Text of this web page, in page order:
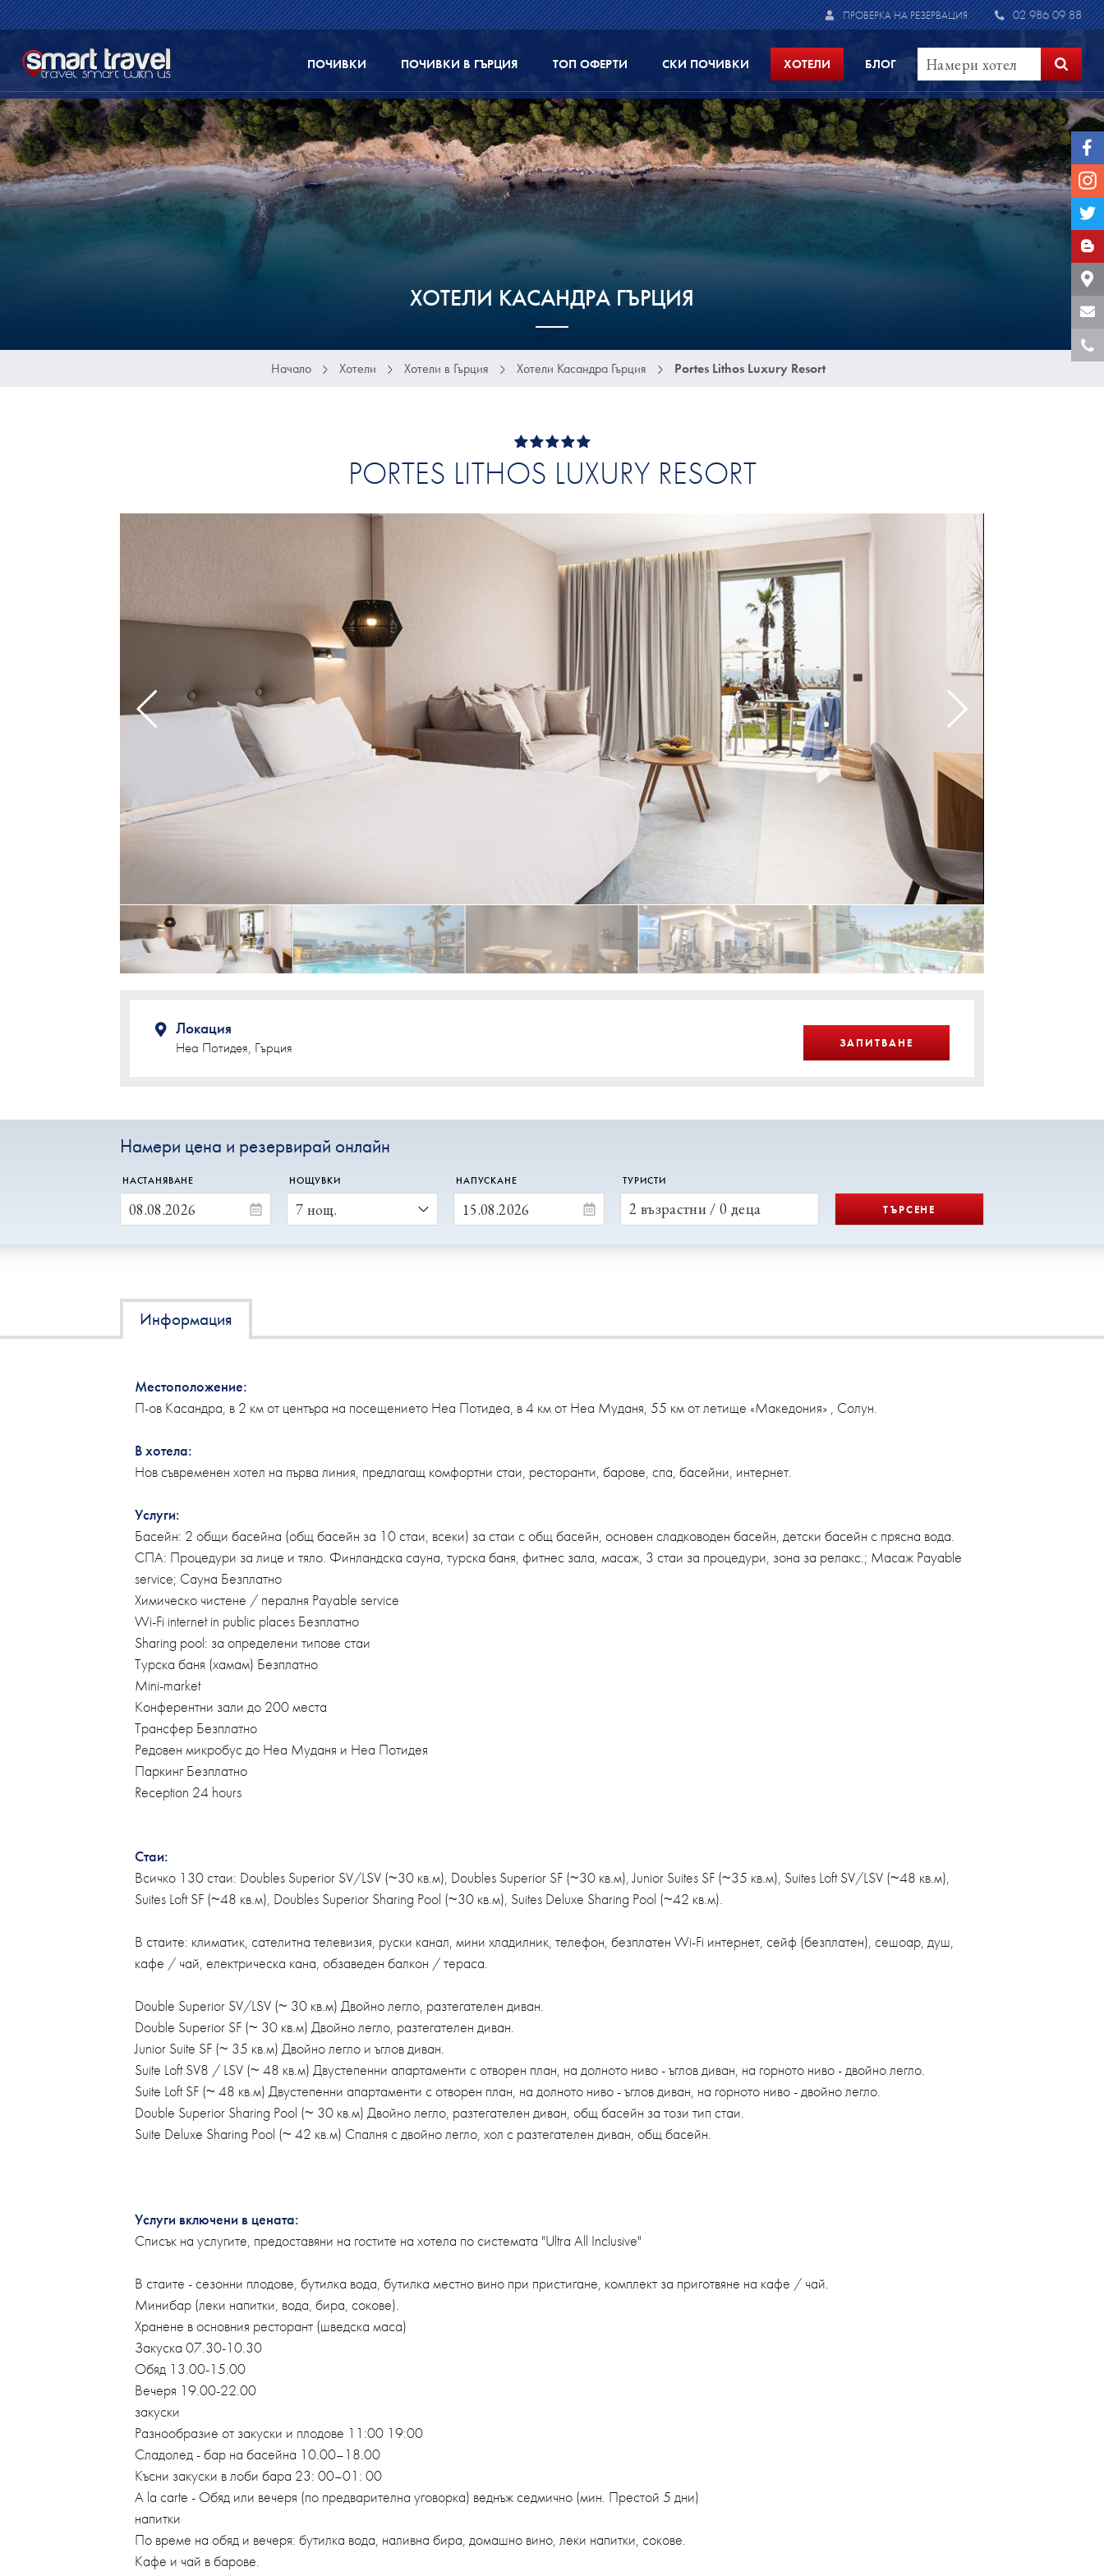
ПРОВЕРКА НА РЕЗЕРВАЦИЯ 02 986 09 88
ПОЧИВКИ ПОЧИВКИ В ГЪРЦИЯ ТОП ОФЕРТИ СКИ ПОЧИВКИ ХОТЕЛИ БЛОГ
ХОТЕЛИ КАСАНДРА ГЪРЦИЯ
Начало Хотели Хотели в Гърция Хотели Касандра Гърция Portes Lithos Luxury Resort
PORTES LITHOS LUXURY RESORT
Локация
Неа Потидея, Гърция ЗАПИТВАНЕ
Намери цена и резервирай онлайн
НАСТАНЯВАНЕ НОЩУВКИ НАПУСКАНЕ ТУРИСТИ
2 възрастни / 0 деца ТЪРСЕНЕ
Информация
Местоположение:
П-ов Касандра, в 2 км от центъра на посещението Неа Потидеа, в 4 км от Неа Муданя, 55 км от летище «Македония» , Солун.
В хотела:
Нов съвременен хотел на първа линия, предлагащ комфортни стаи, ресторанти, барове, спа, басейни, интернет.
Услуги:
Басейн: 2 общи басейна (общ басейн за 10 стаи, всеки) за стаи с общ басейн, основен сладководен басейн, детски басейн с прясна вода.
СПА: Процедури за лице и тяло. Финландска сауна, турска баня, фитнес зала, масаж, 3 стаи за процедури, зона за релакс.; Масаж Payable
service; Сауна Безплатно
Химическо чистене / пералня Payable service
Wi-Fi internet in public places Безплатно
Sharing pool: за определени типове стаи
Турска баня (хамам) Безплатно
Mini-market
Конферентни зали до 200 места
Трансфер Безплатно
Редовен микробус до Неа Муданя и Неа Потидея
Паркинг Безплатно
Reception 24 hours
Стаи:
Всичко 130 стаи: Doubles Superior SV/LSV (~30 кв.м), Doubles Superior SF (~30 кв.м), Junior Suites SF (~35 кв.м), Suites Loft SV/LSV (~48 кв.м),
Suites Loft SF (~48 кв.м), Doubles Superior Sharing Pool (~30 кв.м), Suites Deluxe Sharing Pool (~42 кв.м).
В стаите: климатик, сателитна телевизия, руски канал, мини хладилник, телефон, безплатен Wi-Fi интернет, сейф (безплатен), сешоар, душ,
кафе / чай, електрическа кана, обзаведен балкон / тераса.
Double Superior SV/LSV (~ 30 кв.м) Двойно легло, разтегателен диван.
Double Superior SF (~ 30 кв.м) Двойно легло, разтегателен диван.
Junior Suite SF (~ 35 кв.м) Двойно легло и ъглов диван.
Suite Loft SV8 / LSV (~ 48 кв.м) Двустепенни апартаменти с отворен план, на долното ниво - ъглов диван, на горното ниво - двойно легло.
Suite Loft SF (~ 48 кв.м) Двустепенни апартаменти с отворен план, на долното ниво - ъглов диван, на горното ниво - двойно легло.
Double Superior Sharing Pool (~ 30 кв.м) Двойно легло, разтегателен диван, общ басейн за този тип стаи.
Suite Deluxe Sharing Pool (~ 42 кв.м) Спалня с двойно легло, хол с разтегателен диван, общ басейн.
Услуги включени в цената:
Списък на услугите, предоставяни на гостите на хотела по системата "Ultra All Inclusive"
В стаите - сезонни плодове, бутилка вода, бутилка местно вино при пристигане, комплект за приготвяне на кафе / чай.
Минибар (леки напитки, вода, бира, сокове).
Хранене в основния ресторант (шведска маса)
Закуска 07.30-10.30
Обяд 13.00-15.00
Вечеря 19.00-22.00
закуски
Разнообразие от закуски и плодове 11:00 19:00
Сладолед - бар на басейна 10.00–18.00
Късни закуски в лоби бара 23: 00–01: 00
A la carte - Обяд или вечеря (по предварителна уговорка) веднъж седмично (мин. Престой 5 дни)
напитки
По време на обяд и вечеря: бутилка вода, наливна бира, домашно вино, леки напитки, сокове.
Кафе и чай в барове.